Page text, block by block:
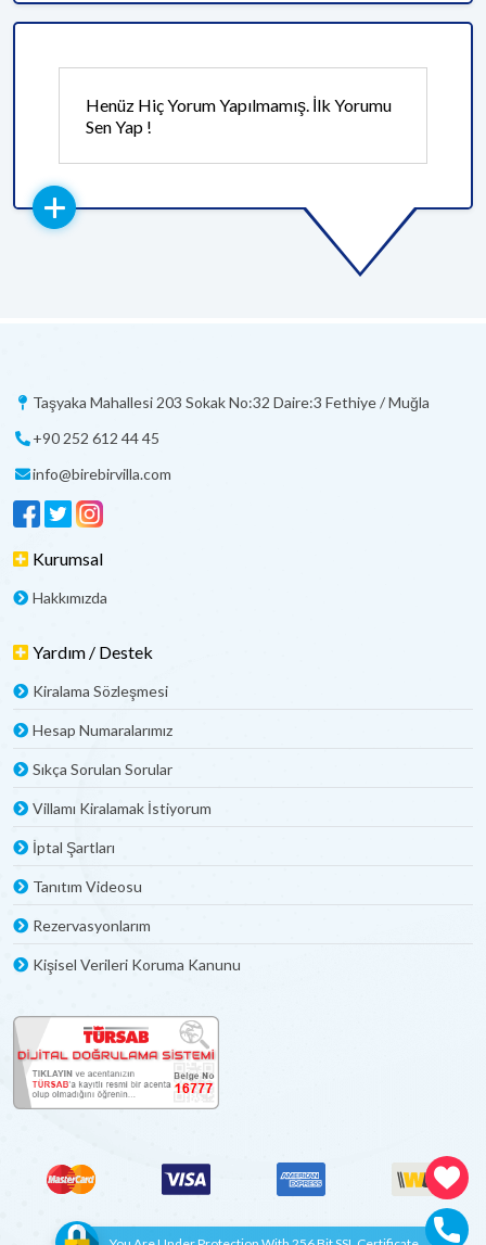
Henüz Hiç Yorum Yapılmamış. İlk Yorumu
Sen Yap !
Taşyaka Mahallesi 203 Sokak No:32 Daire:3 Fethiye / Muğla
+90 252 612 44 45
info@birebirvilla.com
Kurumsal
Hakkımızda
Yardım / Destek
Kiralama Sözleşmesi
Hesap Numaralarımız
Sıkça Sorulan Sorular
Villamı Kiralamak İstiyorum
İptal Şartları
Tanıtım Videosu
Rezervasyonlarım
Kişisel Verileri Koruma Kanunu